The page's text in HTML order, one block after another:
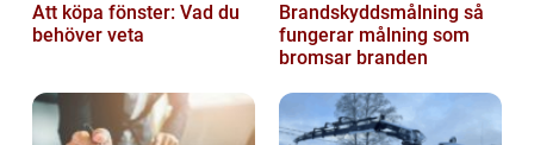
Att köpa fönster: Vad du
behöver veta
Brandskyddsmålning så
fungerar målning som
bromsar branden